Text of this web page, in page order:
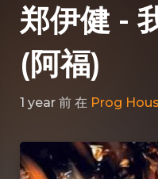
郑伊健 -
(阿福)
1 year 前 在 Prog